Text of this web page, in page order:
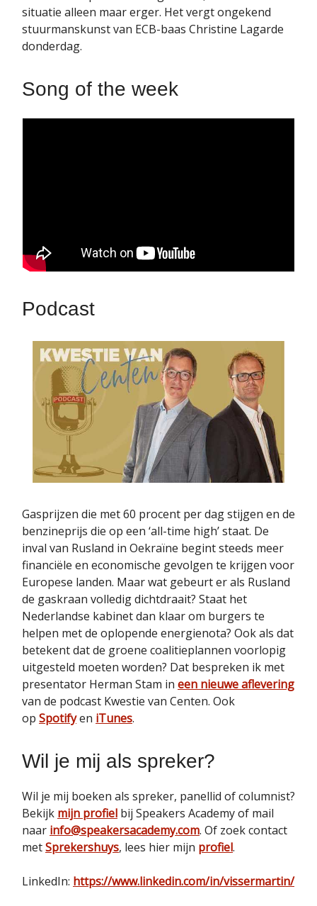
situatie alleen maar erger. Het vergt ongekend
stuurmanskunst van ECB-baas Christine Lagarde
donderdag.
Song of the week
Podcast
Gasprijzen die met 60 procent per dag stijgen en de
benzineprijs die op een ‘all-time high’ staat. De
inval van Rusland in Oekraïne begint steeds meer
financiële en economische gevolgen te krijgen voor
Europese landen. Maar wat gebeurt er als Rusland
de gaskraan volledig dichtdraait? Staat het
Nederlandse kabinet dan klaar om burgers te
helpen met de oplopende energienota? Ook als dat
betekent dat de groene coalitieplannen voorlopig
uitgesteld moeten worden? Dat bespreken ik met
presentator Herman Stam in een nieuwe aflevering
van de podcast Kwestie van Centen. Ook
op Spotifyen iTunes.
Wil je mij als spreker?
Wil je mij boeken als spreker, panellid of columnist?
Bekijk mijn profiel bij Speakers Academy of mail
naar info@speakersacademy.com. Of zoek contact
metSprekershuys, lees hier mijn profiel.
LinkedIn: https://www.linkedin.com/in/vissermartin/